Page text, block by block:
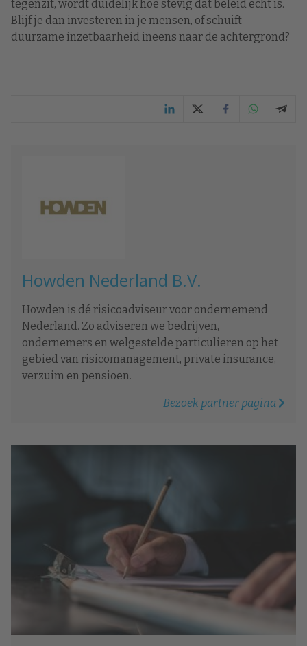
tegenzit, wordt duidelijk hoe stevig dat beleid echt is.
Blijf je dan investeren in je mensen, of schuift
duurzame inzetbaarheid ineens naar de achtergrond?
Howden Nederland B.V.
Howden is dé risicoadviseur voor ondernemend
Nederland. Zo adviseren we bedrijven,
ondernemers en welgestelde particulieren op het
gebied van risicomanagement, private insurance,
verzuim en pensioen.
Bezoek partner pagina